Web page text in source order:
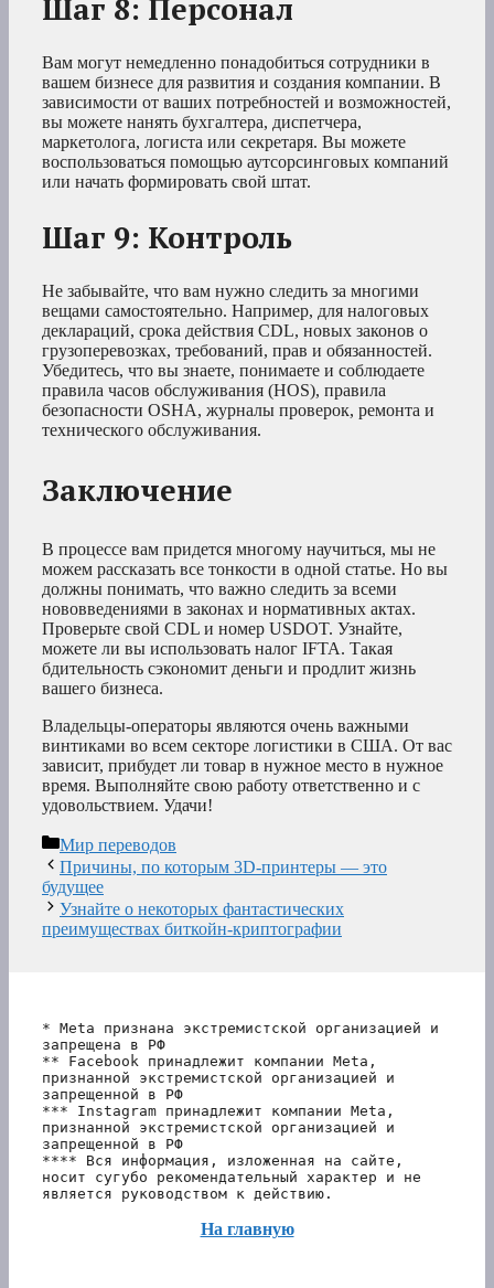
Шаг 8: Персонал
Вам могут немедленно понадобиться сотрудники в
вашем бизнесе для развития и создания компании. В
зависимости от ваших потребностей и возможностей,
вы можете нанять бухгалтера, диспетчера,
маркетолога, логиста или секретаря. Вы можете
воспользоваться помощью аутсорсинговых компаний
или начать формировать свой штат.
Шаг 9: Контроль
Не забывайте, что вам нужно следить за многими
вещами самостоятельно. Например, для налоговых
деклараций, срока действия CDL, новых законов о
грузоперевозках, требований, прав и обязанностей.
Убедитесь, что вы знаете, понимаете и соблюдаете
правила часов обслуживания (HOS), правила
безопасности OSHA, журналы проверок, ремонта и
технического обслуживания.
Заключение
В процессе вам придется многому научиться, мы не
можем рассказать все тонкости в одной статье. Но вы
должны понимать, что важно следить за всеми
нововведениями в законах и нормативных актах.
Проверьте свой CDL и номер USDOT. Узнайте,
можете ли вы использовать налог IFTA. Такая
бдительность сэкономит деньги и продлит жизнь
вашего бизнеса.
Владельцы-операторы являются очень важными
винтиками во всем секторе логистики в США. От вас
зависит, прибудет ли товар в нужное место в нужное
время. Выполняйте свою работу ответственно и с
удовольствием. Удачи!
Рубрики
Мир переводов
Причины, по которым 3D-принтеры — это
будущее
Узнайте о некоторых фантастических
преимуществах биткойн-криптографии
* Meta признана экстремистской организацией и
запрещена в РФ
** Facebook принадлежит компании Meta,
признанной экстремистской организацией и
запрещенной в РФ
*** Instagram принадлежит компании Meta,
признанной экстремистской организацией и
запрещенной в РФ
**** Вся информация, изложенная на сайте,
носит сугубо рекомендательный характер и не
является руководством к действию.
На главную